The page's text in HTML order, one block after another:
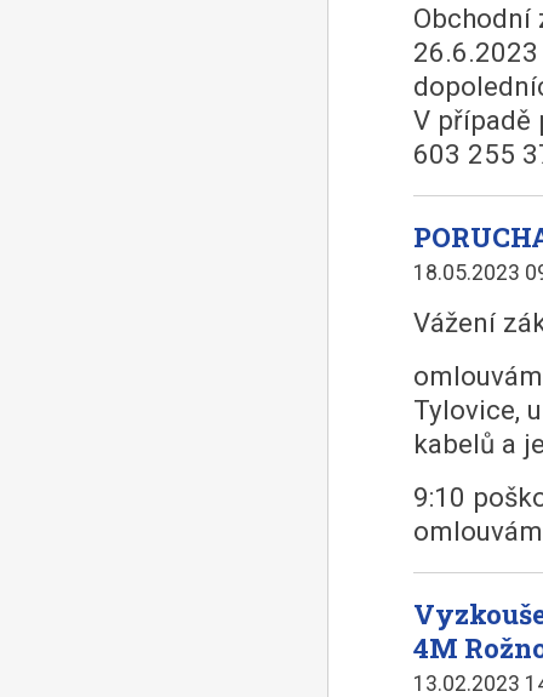
Obchodní
26.6.2023
V případě
603 255
18.05.2023
Vážení
Tylovice,
kabelů a
9:10
4M
13.02.2023